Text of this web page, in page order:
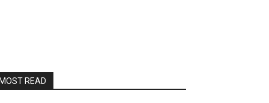
READ